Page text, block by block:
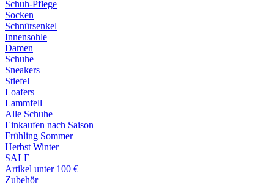
Schuh-Pflege
Socken
Schnürsenkel
Innensohle
Damen
Schuhe
Sneakers
Stiefel
Loafers
Lammfell
Alle Schuhe
Einkaufen nach Saison
Frühling Sommer
Herbst Winter
SALE
Artikel unter 100 €
Zubehör